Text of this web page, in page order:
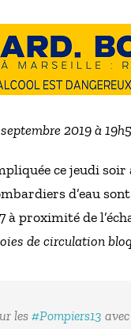
2019 à
ce jeudi
d’eau
proximité de
de circulation
les #Pompiers13